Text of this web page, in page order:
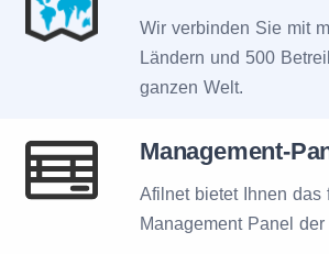
Wir verbinden Sie mit
Ländern und 500
ganzen Welt.
Management-
Afilnet bietet Ihnen das
Management Panel der